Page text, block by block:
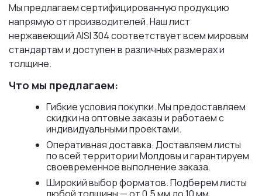
Мы предлагаем сертифицированную продукцию
напрямую от производителей. Наш лист
нержавеющий AISI 304 соответствует всем мировым
стандартам и доступен в различных размерах и
толщине.
Что мы предлагаем:
Гибкие условия покупки. Мы предоставляем
скидки на оптовые заказы и работаем с
индивидуальными проектами.
Оперативная доставка. Доставляем листы
по всей территории Молдовы и гарантируем
своевременное выполнение заказа.
Широкий выбор форматов. Подберем листы
любой толщины — от 0,5 мм до 10 мм.